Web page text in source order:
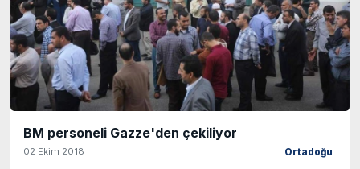
BM personeli Gazze'den çekiliyor
02 Ekim 2018 Ortadoğu